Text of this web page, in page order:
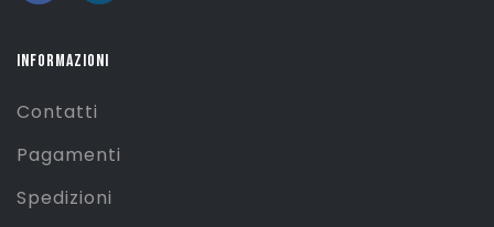
INFORMAZIONI
Contatti
Pagamenti
Spedizioni